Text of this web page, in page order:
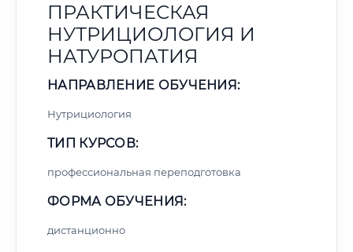
ПРАКТИЧЕСКАЯ
НУТРИЦИОЛОГИЯ И
НАТУРОПАТИЯ
НАПРАВЛЕНИЕ ОБУЧЕНИЯ:
Нутрициология
ТИП КУРСОВ:
профессиональная переподготовка
ФОРМА ОБУЧЕНИЯ:
дистанционно